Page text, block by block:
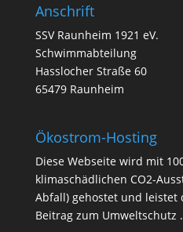
Anschrift
SSV Raunheim 1921 eV.
Schwimmabteilung
Hasslocher Straße 60
65479 Raunheim
Ökostrom-Hosting
Diese Webseite wird mit
klimaschädlichen CO2-
Abfall) gehostet und leistet
Beitrag zum Umweltschutz .